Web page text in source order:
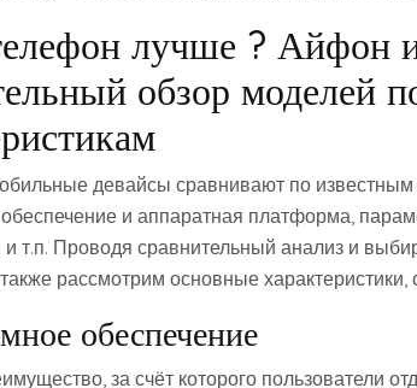
лучше ? Айфон
обзор моделей
девайсы сравнивают по известным
и аппаратная платформа,
и т.п. Проводя сравнительный анализ и
рассмотрим основные характеристики,
обеспечение
за счёт которого пользователи